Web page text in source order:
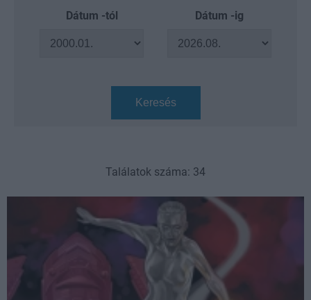
Dátum -tól Dátum -ig
Keresés
Találatok száma: 34